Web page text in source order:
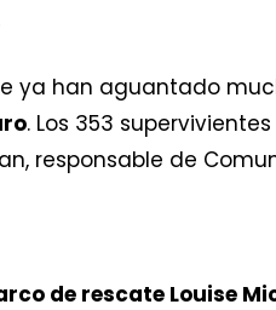
ya han aguantado
. Los 353
responsable de
de rescate Louise